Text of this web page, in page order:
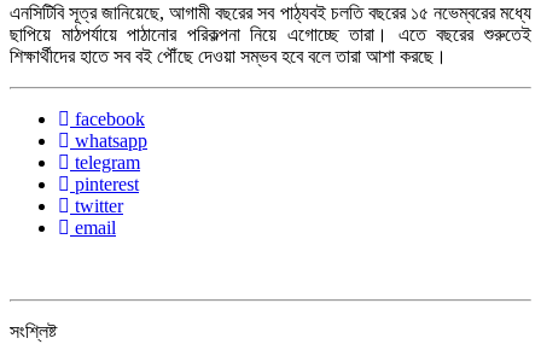
এনসিটিবি সূত্র জানিয়েছে, আগামী বছরের সব পাঠ্যবই চলতি বছরের ১৫ নভেম্বরের মধ্যে
ছাপিয়ে মাঠপর্যায়ে পাঠানোর পরিকল্পনা নিয়ে এগোচ্ছে তারা। এতে বছরের শুরুতেই
শিক্ষার্থীদের হাতে সব বই পৌঁছে দেওয়া সম্ভব হবে বলে তারা আশা করছে।
facebook
whatsapp
telegram
pinterest
twitter
email
সংশ্লিষ্ট